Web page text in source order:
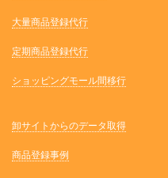
大量商品登録代行
定期商品登録代行
ショッピングモール間移行
卸サイトからのデータ取得
商品登録事例